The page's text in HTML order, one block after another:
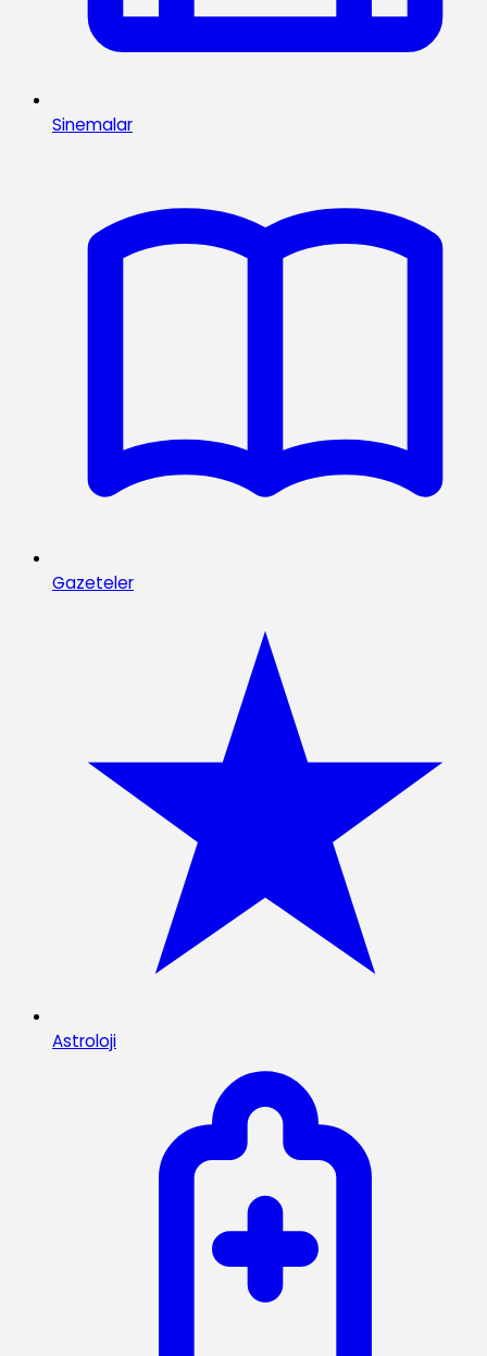
Sinemalar
Gazeteler
Astroloji